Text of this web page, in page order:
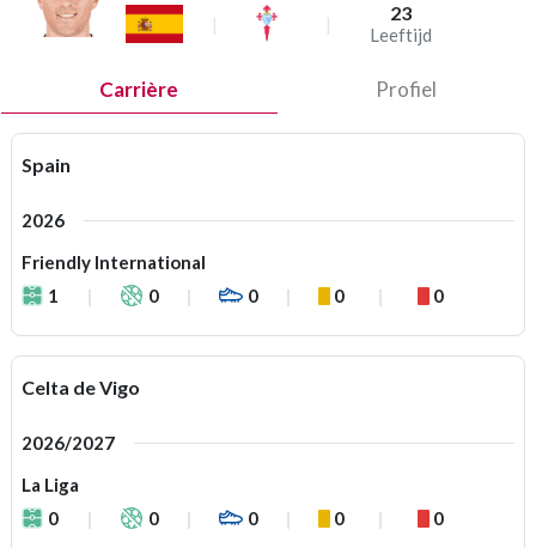
23
Leeftijd
Carrière Profiel
Spain
2026
Friendly International
1
0 0 0 0
Celta de Vigo
2026/2027
La Liga
0
0 0 0 0